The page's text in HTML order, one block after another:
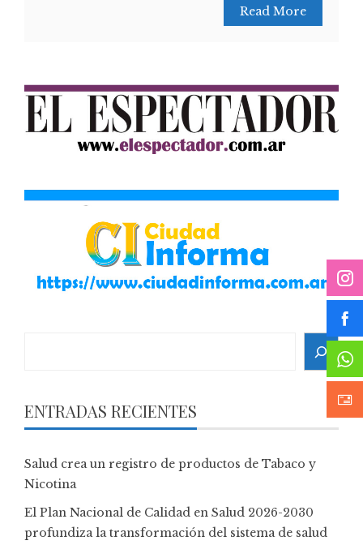
Read More
ENTRADAS RECIENTES
Salud crea un registro de productos de Tabaco y
Nicotina
El Plan Nacional de Calidad en Salud 2026-2030
profundiza la transformación del sistema de salud